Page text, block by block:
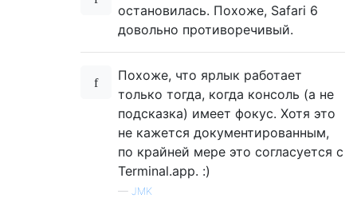
остановилась. Похоже, Safari 6
довольно противоречивый.
Похоже, что ярлык работает
только тогда, когда консоль (а не
подсказка) имеет фокус. Хотя это
не кажется документированным,
по крайней мере это согласуется с
Terminal.app. :)
— JMK